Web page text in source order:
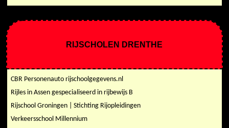
RIJSCHOLEN DRENTHE
CBR Personenauto rijschoolgegevens.nl
Rijles in Assen gespecialiseerd in rijbewijs B
Rijschool Groningen | Stichting Rijopleidingen
Verkeersschool Millennium